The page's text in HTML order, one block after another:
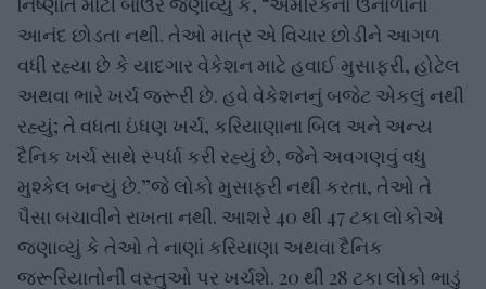
આનંદ છોડતા નથી. તેઓ માત્ર એ વિચાર છોડીને આગળ
વધી રહ્યા છે કે યાદગાર વેકેશન માટે હવાઈ મુસાફરી, હોટેલ
અથવા ભારે ખર્ચ જરૂરી છે. હવે વેકેશનનું બજેટ એકલું નથી
રહ્યું; તે વધતા ઇંધણ ખર્ચ, કરિયાણાના બિલ અને અન્ય
દૈનિક ખર્ચ સાથે સ્પર્ધા કરી રહ્યું છે, જેને અવગણવું વધુ
મુશ્કેલ બન્યું છે.”જે લોકો મુસાફરી નથી કરતા, તેઓ તે
પૈસા બચાવીને રાખતા નથી. આશરે 40 થી 47 ટકા લોકોએ
જણાવ્યું કે તેઓ તે નાણાં કરિયાણા અથવા દૈનિક
જરૂરિયાતોની વસ્તુઓ પર ખર્ચશે. 20 થી 28 ટકા લોકો ભાડું